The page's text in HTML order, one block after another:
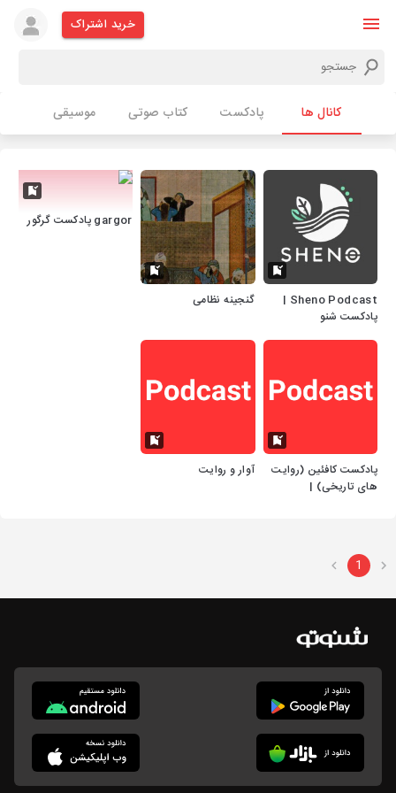
خرید اشتراک
کانال ها پادکست کتاب صوتی موسیقی
Sheno Podcast |
پادکست شنو
گنجینه نظامی
gargor پادکست گرگور
پادکست کافئین (روایت
های تاریخی) |
آوار و روایت
1